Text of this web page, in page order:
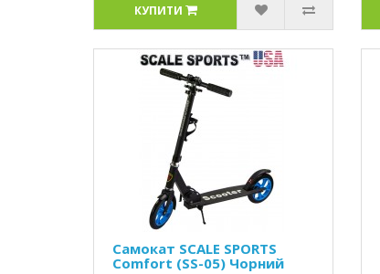
КУПИТИ
Самокат SCALE SPORTS
Comfort (SS-05) Чорний